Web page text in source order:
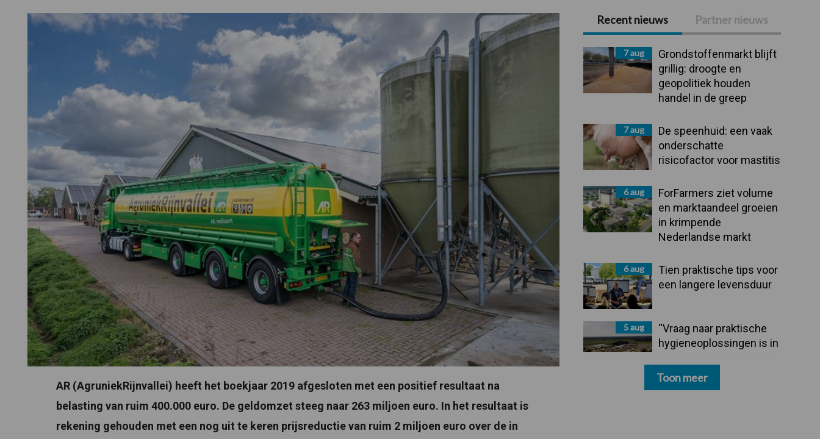
AR (AgruniekRijnvallei) heeft het boekjaar 2019 afgesloten met een positief resultaat na
belasting van ruim 400.000 euro. De geldomzet steeg naar 263 miljoen euro. In het resultaat is
rekening gehouden met een nog uit te keren prijsreductie van ruim 2 miljoen euro over de in
Primaire
Sidebar
Recent nieuws Partner nieuws
7 aug
Grondstoffenmarkt blijft
grillig: droogte en
geopolitiek houden
handel in de greep
7 aug
De speenhuid: een vaak
onderschatte
risicofactor voor mastitis
6 aug
ForFarmers ziet volume
en marktaandeel groeien
in krimpende
Nederlandse markt
6 aug
Tien praktische tips voor
een langere levensduur
5 aug
“Vraag naar praktische
hygieneoplossingen is in
Toon meer